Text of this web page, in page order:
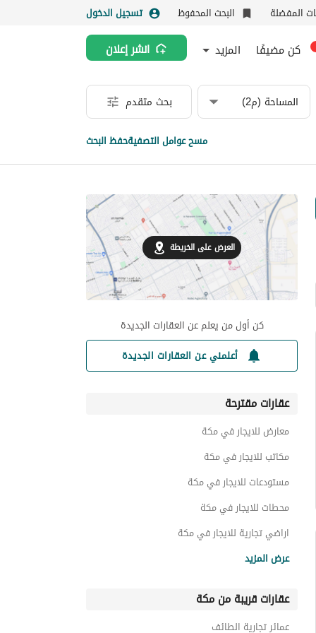
المفضلة البحث المحفوظ تسجيل الدخول
كن مضيفًا المزيد انشر إعلان
المساحة (م2) بحث متقدم
مسح عوامل التصفيةحفظ البحث
العرض على الخريطة
كن أول من يعلم عن العقارات الجديدة
أعلمني عن العقارات الجديدة
عقارات مقترحة
معارض للايجار في مكة
مكاتب للايجار في مكة
مستودعات للايجار في مكة
محطات للايجار في مكة
اراضي تجارية للايجار في مكة
شقق للايجار في مكة
اراضي سكنية للايجار في مكة
عرض المزيد
عقارات قريبة من مكة
عمائر تجارية الطائف